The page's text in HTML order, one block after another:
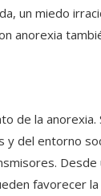
un miedo
anorexia
de la anorexia.
y del entorno
favorecer